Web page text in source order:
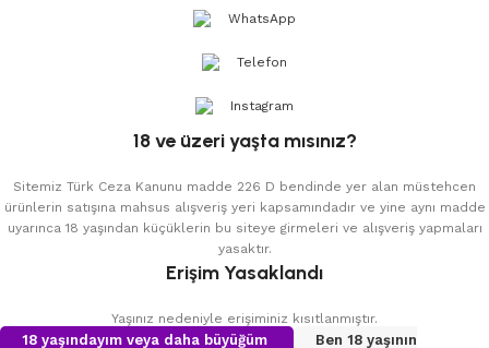
WhatsApp
Telefon
Instagram
18 ve üzeri yaşta mısınız?
Sitemiz Türk Ceza Kanunu madde 226 D bendinde yer alan müstehcen
ürünlerin satışına mahsus alışveriş yeri kapsamındadır ve yine aynı madde
uyarınca 18 yaşından küçüklerin bu siteye girmeleri ve alışveriş yapmaları
yasaktır.
Erişim Yasaklandı
Yaşınız nedeniyle erişiminiz kısıtlanmıştır.
18 yaşındayım veya daha büyüğüm Ben 18 yaşının